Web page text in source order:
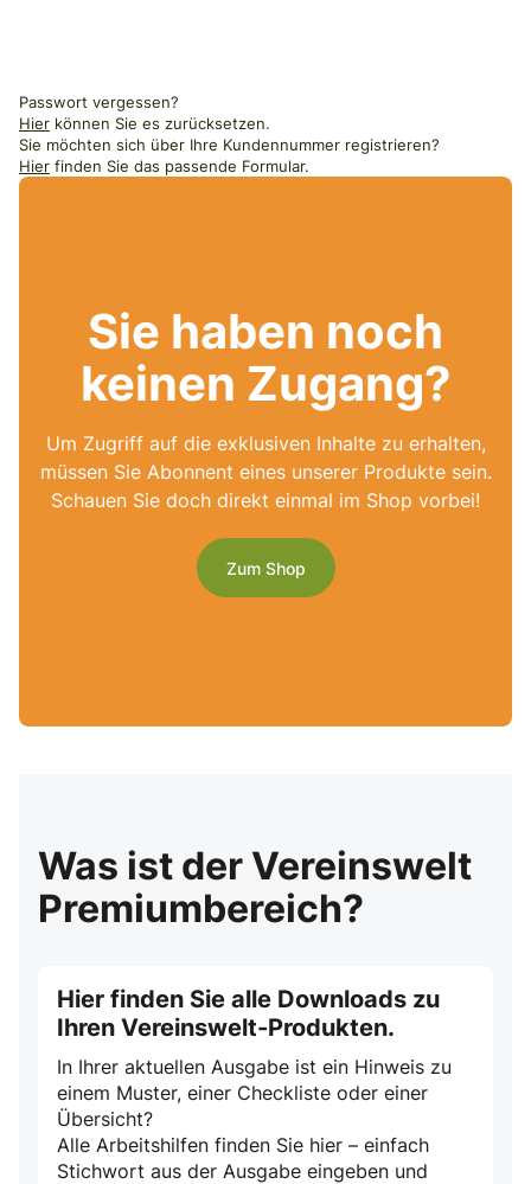
Passwort vergessen?
Hier können Sie es zurücksetzen.
Sie möchten sich über Ihre Kundennummer registrieren?
Hier finden Sie das passende Formular.
Sie haben noch
keinen Zugang?
Um Zugriff auf die exklusiven Inhalte zu erhalten,
müssen Sie Abonnent eines unserer Produkte sein.
Schauen Sie doch direkt einmal im Shop vorbei!
Zum Shop
Was ist der Vereinswelt
Premiumbereich?
Hier finden Sie alle Downloads zu
Ihren Vereinswelt-Produkten.
In Ihrer aktuellen Ausgabe ist ein Hinweis zu
einem Muster, einer Checkliste oder einer
Übersicht?
Alle Arbeitshilfen finden Sie hier – einfach
Stichwort aus der Ausgabe eingeben und